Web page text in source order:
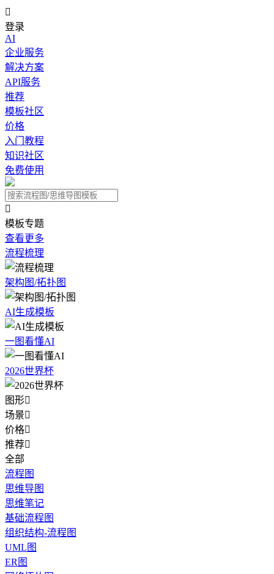

登录
AI
企业服务
解决方案
API服务
推荐
模板社区
价格
入门教程
知识社区
免费使用

模板专题
查看更多
流程梳理
架构图/拓扑图
AI生成模板
一图看懂AI
2026世界杯
图形
场景
价格
推荐
全部
流程图
思维导图
思维笔记
基础流程图
组织结构-流程图
UML图
ER图